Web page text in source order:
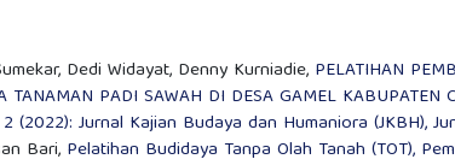
Dedi Widayat, Denny Kurniadie, PELATIHAN
TANAMAN PADI SAWAH DI DESA GAMEL KABUPATEN
(2022): Jurnal Kajian Budaya dan Humaniora (JKBH),
Bari, Pelatihan Budidaya Tanpa Olah Tanah (TOT),